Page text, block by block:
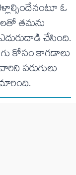
ఓ
తమను
చేసింది.
కోసం కాగడాలు
పరుగులు